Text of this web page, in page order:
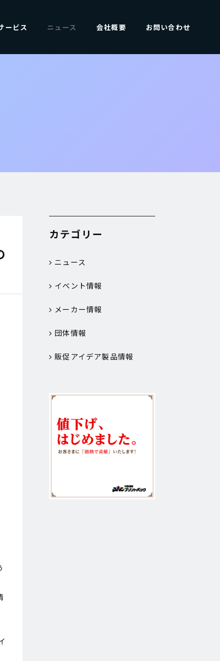
ービス ニュース 会社概要 お問い合わせ
カテゴリー
ニュース
イベント情報
メーカー情報
団体情報
販促アイデア製品情報